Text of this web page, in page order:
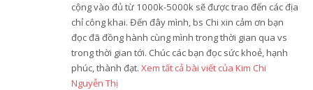
cộng vào đủ từ 1000k-5000k sẽ được trao đến các địa
chỉ công khai. Đến đây mình, bs Chi xin cảm ơn bạn
đọc đã đồng hành cùng mình trong thời gian qua vs
trong thời gian tới. Chúc các bạn đọc sức khoẻ, hạnh
phúc, thành đạt. Xem tất cả bài viết của Kim Chi
Nguyễn Thị